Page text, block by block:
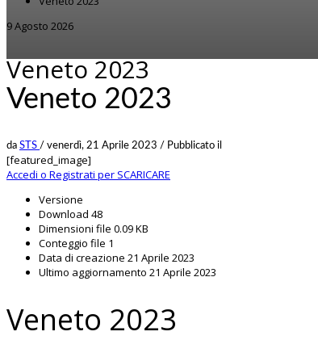
9 Agosto 2026
Veneto 2023
Veneto 2023
da STS / venerdì, 21 Aprile 2023 / Pubblicato il
[featured_image]
Accedi o Registrati per SCARICARE
Versione
Download 48
Dimensioni file 0.09 KB
Conteggio file 1
Data di creazione 21 Aprile 2023
Ultimo aggiornamento 21 Aprile 2023
Veneto 2023